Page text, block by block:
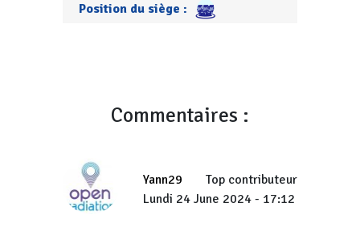
Position du siège :
Commentaires :
Yann29
Top contributeur
Lundi 24 June 2024 - 17:12